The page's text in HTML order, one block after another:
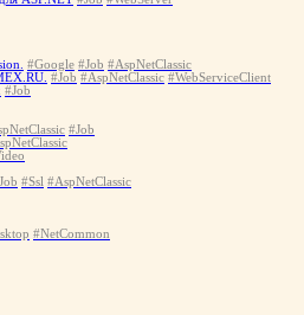
#Google #Job #AspNetClassic
#Job #AspNetClassic #WebServiceClient
#Job
#Job
#Ssl #AspNetClassic
#NetCommon